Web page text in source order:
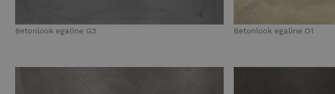
Betonlook egaline G3 Betonlook egaline O1